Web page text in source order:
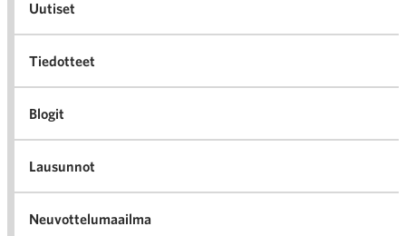
Uutiset
Tiedotteet
Blogit
Lausunnot
Neuvottelumaailma